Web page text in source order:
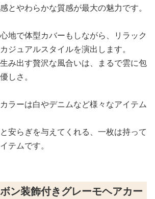
とやわらかな質感が最大の魅力です。
地で体型カバーもしながら、リラック
ジュアルスタイルを演出します。
み出す贅沢な風合いは、まるで雲に包
しさ。
ラーは白やデニムなど様々なアイテム
安らぎを与えてくれる、一枚は持って
テムです。
ン装飾付きグレーモヘアカー